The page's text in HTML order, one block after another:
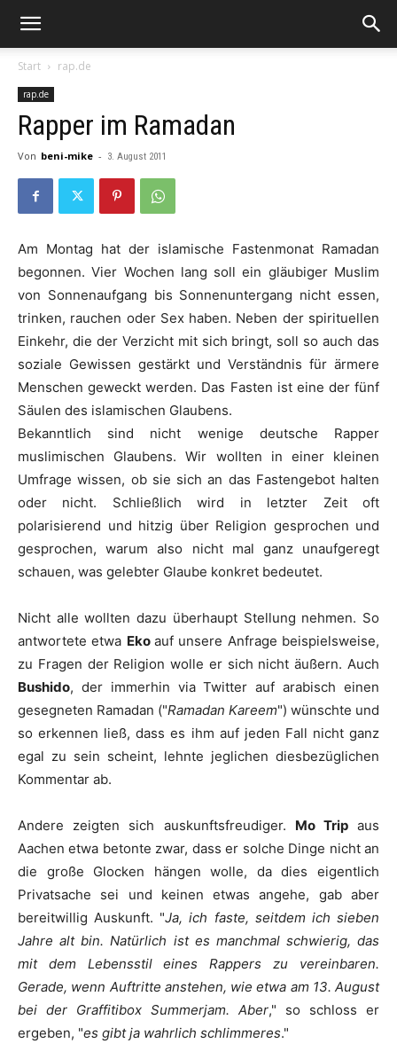
Start rap.de
rap.de
Rapper im Ramadan
Von beni-mike - 3. August 2011
Am Montag hat der islamische Fastenmonat Ramadan
begonnen. Vier Wochen lang soll ein gläubiger Muslim
von Sonnenaufgang bis Sonnenuntergang nicht essen,
trinken, rauchen oder Sex haben. Neben der spirituellen
Einkehr, die der Verzicht mit sich bringt, soll so auch das
soziale Gewissen gestärkt und Verständnis für ärmere
Menschen geweckt werden. Das Fasten ist eine der fünf
Säulen des islamischen Glaubens.
Bekanntlich sind nicht wenige deutsche Rapper
muslimischen Glaubens. Wir wollten in einer kleinen
Umfrage wissen, ob sie sich an das Fastengebot halten
oder nicht. Schließlich wird in letzter Zeit oft
polarisierend und hitzig über Religion gesprochen und
gesprochen, warum also nicht mal ganz unaufgeregt
schauen, was gelebter Glaube konkret bedeutet.
Nicht alle wollten dazu überhaupt Stellung nehmen. So
antwortete etwa Ekoauf unsere Anfrage beispielsweise,
zu Fragen der Religion wolle er sich nicht äußern. Auch
Bushido, der immerhin via Twitter auf arabisch einen
gesegneten Ramadan ("Ramadan Kareem") wünschte und
so erkennen ließ, dass es ihm auf jeden Fall nicht ganz
egal zu sein scheint, lehnte jeglichen diesbezüglichen
Kommentar ab.
Andere zeigten sich auskunftsfreudiger. Mo Tripaus
Aachen etwa betonte zwar, dass er solche Dinge nicht an
die große Glocken hängen wolle, da dies eigentlich
Privatsache sei und keinen etwas angehe, gab aber
bereitwillig Auskunft. "Ja, ich faste, seitdem ich sieben
Jahre alt bin. Natürlich ist es manchmal schwierig, das
mit dem Lebensstil eines Rappers zu vereinbaren.
Gerade, wenn Auftritte anstehen, wie etwa am 13. August
bei der Graffitibox Summerjam. Aber," so schloss er
ergeben, "es gibt ja wahrlich schlimmeres."